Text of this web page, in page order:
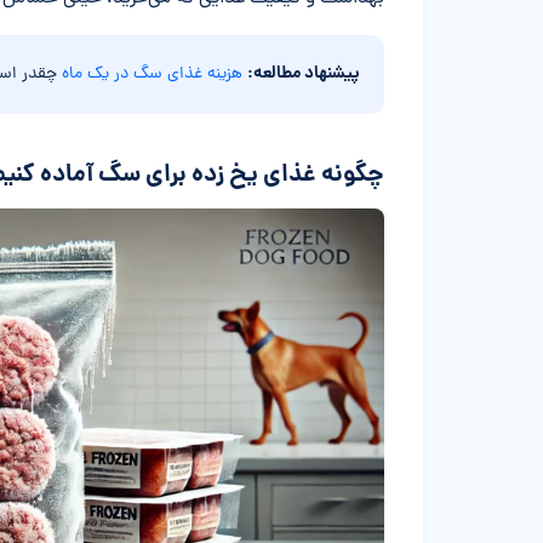
پیشنهاد مطالعه: هزینه غذای سگ در یک ماهچقدر
چگونه غذای یخ زده برای سگ آماده